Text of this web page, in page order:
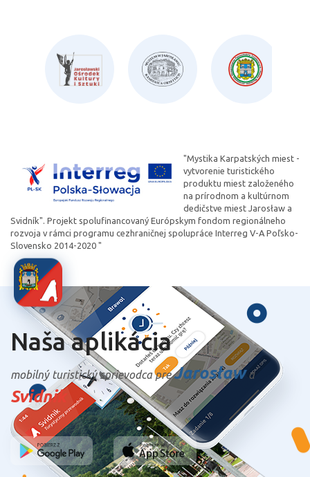
"Mystika Karpatských miest -
vytvorenie turistického
produktu miest založeného
na prírodnom a kultúrnom
dedičstve miest Jarosław a
Svidník". Projekt spolufinancovaný Európskym fondom regionálneho
rozvoja v rámci programu cezhraničnej spolupráce Interreg V-A Poľsko-
Slovensko 2014-2020 "
Naša aplikácia
mobilný turistický sprievodca preJarosława
Svidnik